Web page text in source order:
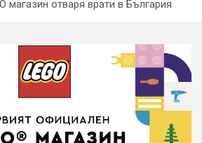
магазин отваря врати в България